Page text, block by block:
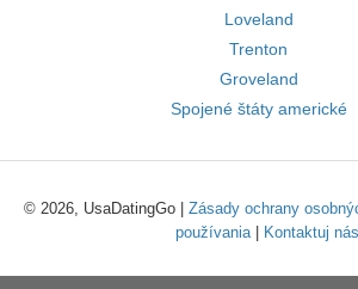
Loveland
Trenton
Groveland
Spojené štáty americké
© 2026, UsaDatingGo | Zásady ochrany
používania| Kontaktuj nás